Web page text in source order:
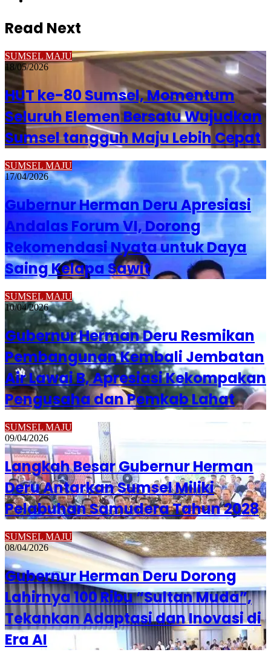
Read Next
SUMSEL MAJU
18/05/2026
HUT ke-80 Sumsel, Momentum
Seluruh Elemen Bersatu Wujudkan
Sumsel tangguh Maju Lebih Cepat
SUMSEL MAJU
17/04/2026
Gubernur Herman Deru Apresiasi
Andalas Forum VI, Dorong
Rekomendasi Nyata untuk Daya
Saing Kelapa Sawit
SUMSEL MAJU
10/04/2026
Gubernur Herman Deru Resmikan
Pembangunan Kembali Jembatan
Air Lawai B, Apresiasi Kekompakan
Pengusaha dan Pemkab Lahat
SUMSEL MAJU
09/04/2026
Langkah Besar Gubernur Herman
Deru Antarkan Sumsel Miliki
Pelabuhan Samudera Tahun 2028
SUMSEL MAJU
08/04/2026
Gubernur Herman Deru Dorong
Lahirnya 100 Ribu “Sultan Muda”,
Tekankan Adaptasi dan Inovasi di
Era AI